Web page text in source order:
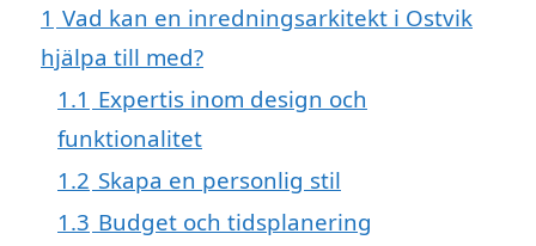
1 Vad kan en inredningsarkitekt i Ostvik
hjälpa till med?
1.1 Expertis inom design och
funktionalitet
1.2 Skapa en personlig stil
1.3 Budget och tidsplanering